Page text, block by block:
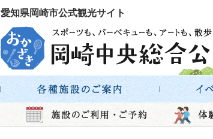
愛知県岡崎市公式観光サイト